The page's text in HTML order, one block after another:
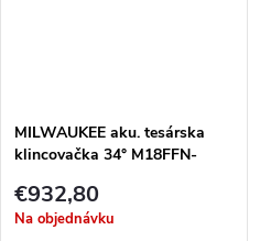
MILWAUKEE aku. tesárska
klincovačka 34° M18FFN-
€932,80
Na objednávku